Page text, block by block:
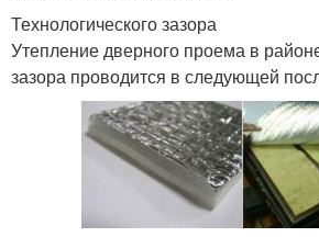
Технологического зазора
Утепление дверного проема в
зазора проводится в следующей